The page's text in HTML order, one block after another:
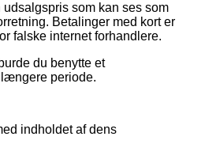
som kan ses som
Betalinger med kort er
falske internet forhandlere.
du benytte et
periode.
indholdet af dens